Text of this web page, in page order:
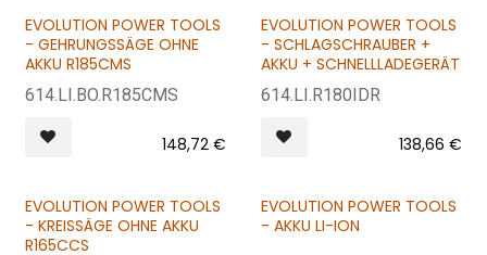
EVOLUTION POWER TOOLS
- GEHRUNGSSÄGE OHNE
AKKU R185CMS
614.LI.BO.R185CMS
148,72€
EVOLUTION POWER TOOLS
- SCHLAGSCHRAUBER +
AKKU + SCHNELLLADEGERÄT
614.LI.R180IDR
138,66 €
EVOLUTION POWER TOOLS
- KREISSÄGE OHNE AKKU
R165CCS
EVOLUTION POWER TOOLS
- AKKU LI-ION